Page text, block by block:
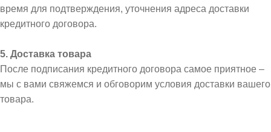
время для подтверждения, уточнения адреса доставки
кредитного договора.
5. Доставка товара
После подписания кредитного договора самое приятное –
мы с вами свяжемся и обговорим условия доставки вашего
товара.